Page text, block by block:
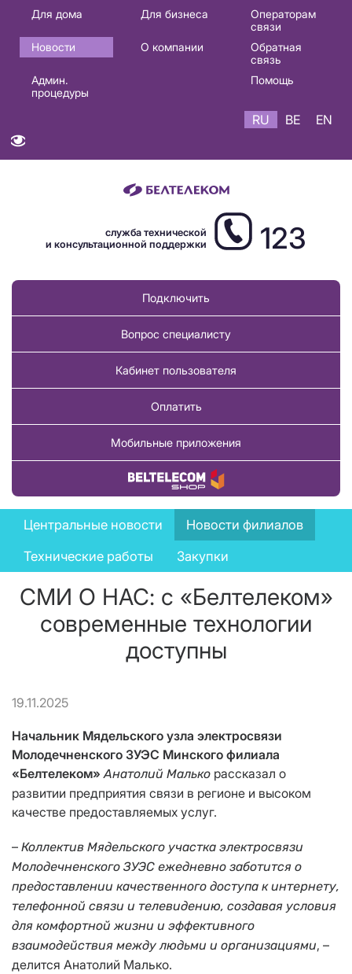
Основная
навигация
RU
Для дома Для бизнеса
Операторам
связи
Новости
О компании
Обратная
связь
Админ.
процедуры
Помощь
RU BE EN
служба технической
и консультационной поддержки
123
Подключить
Вопрос специалисту
Кабинет пользователя
Оплатить
Мобильные приложения
Купить товар
News
menu
Центральные новости
Новости филиалов
Технические работы
Закупки
СМИ О НАС: с «Белтелеком»
современные технологии
доступны
19.11.2025
Начальник Мядельского узла электросвязи
Молодечненского ЗУЭС Минского филиала
«Белтелеком» Анатолий Малько рассказал о
развитии предприятия связи в регионе и высоком
качестве предоставляемых услуг.
– Коллектив Мядельского участка электросвязи
Молодечненского ЗУЭС ежедневно заботится о
предоставлении качественного доступа к интернету,
телефонной связи и телевидению, создавая условия
для комфортной жизни и эффективного
взаимодействия между людьми и организациями, –
делится Анатолий Малько.